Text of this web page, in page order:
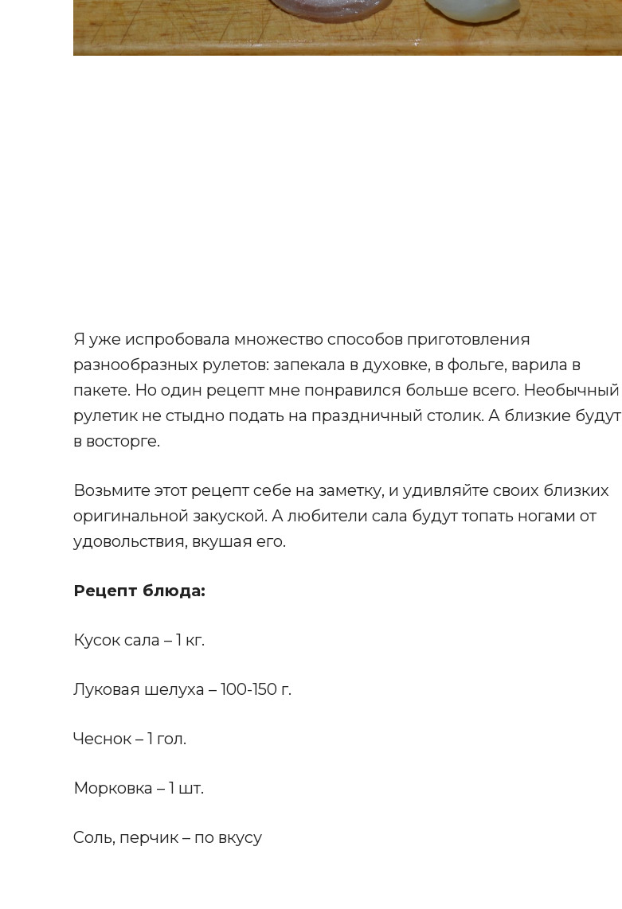
Я уже испробовала множество способов приготовления
разнообразных рулетов: запекала в духовке, в фольге, варила в
пакете. Но один рецепт мне понравился больше всего. Необычный
рулетик не стыдно подать на праздничный столик. А близкие будут
в восторге.
Возьмите этот рецепт себе на заметку, и удивляйте своих близких
оригинальной закуской. А любители сала будут топать ногами от
удовольствия, вкушая его.
Рецепт блюда:
Кусок сала – 1 кг.
Луковая шелуха – 100-150 г.
Чеснок – 1 гол.
Морковка – 1 шт.
Соль, перчик – по вкусу